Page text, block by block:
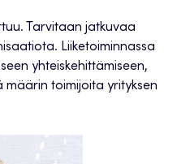
Tarvitaan jatkuvaa
Liiketoiminnassa
yhteiskehittämiseen,
määrin toimijoita yrityksen